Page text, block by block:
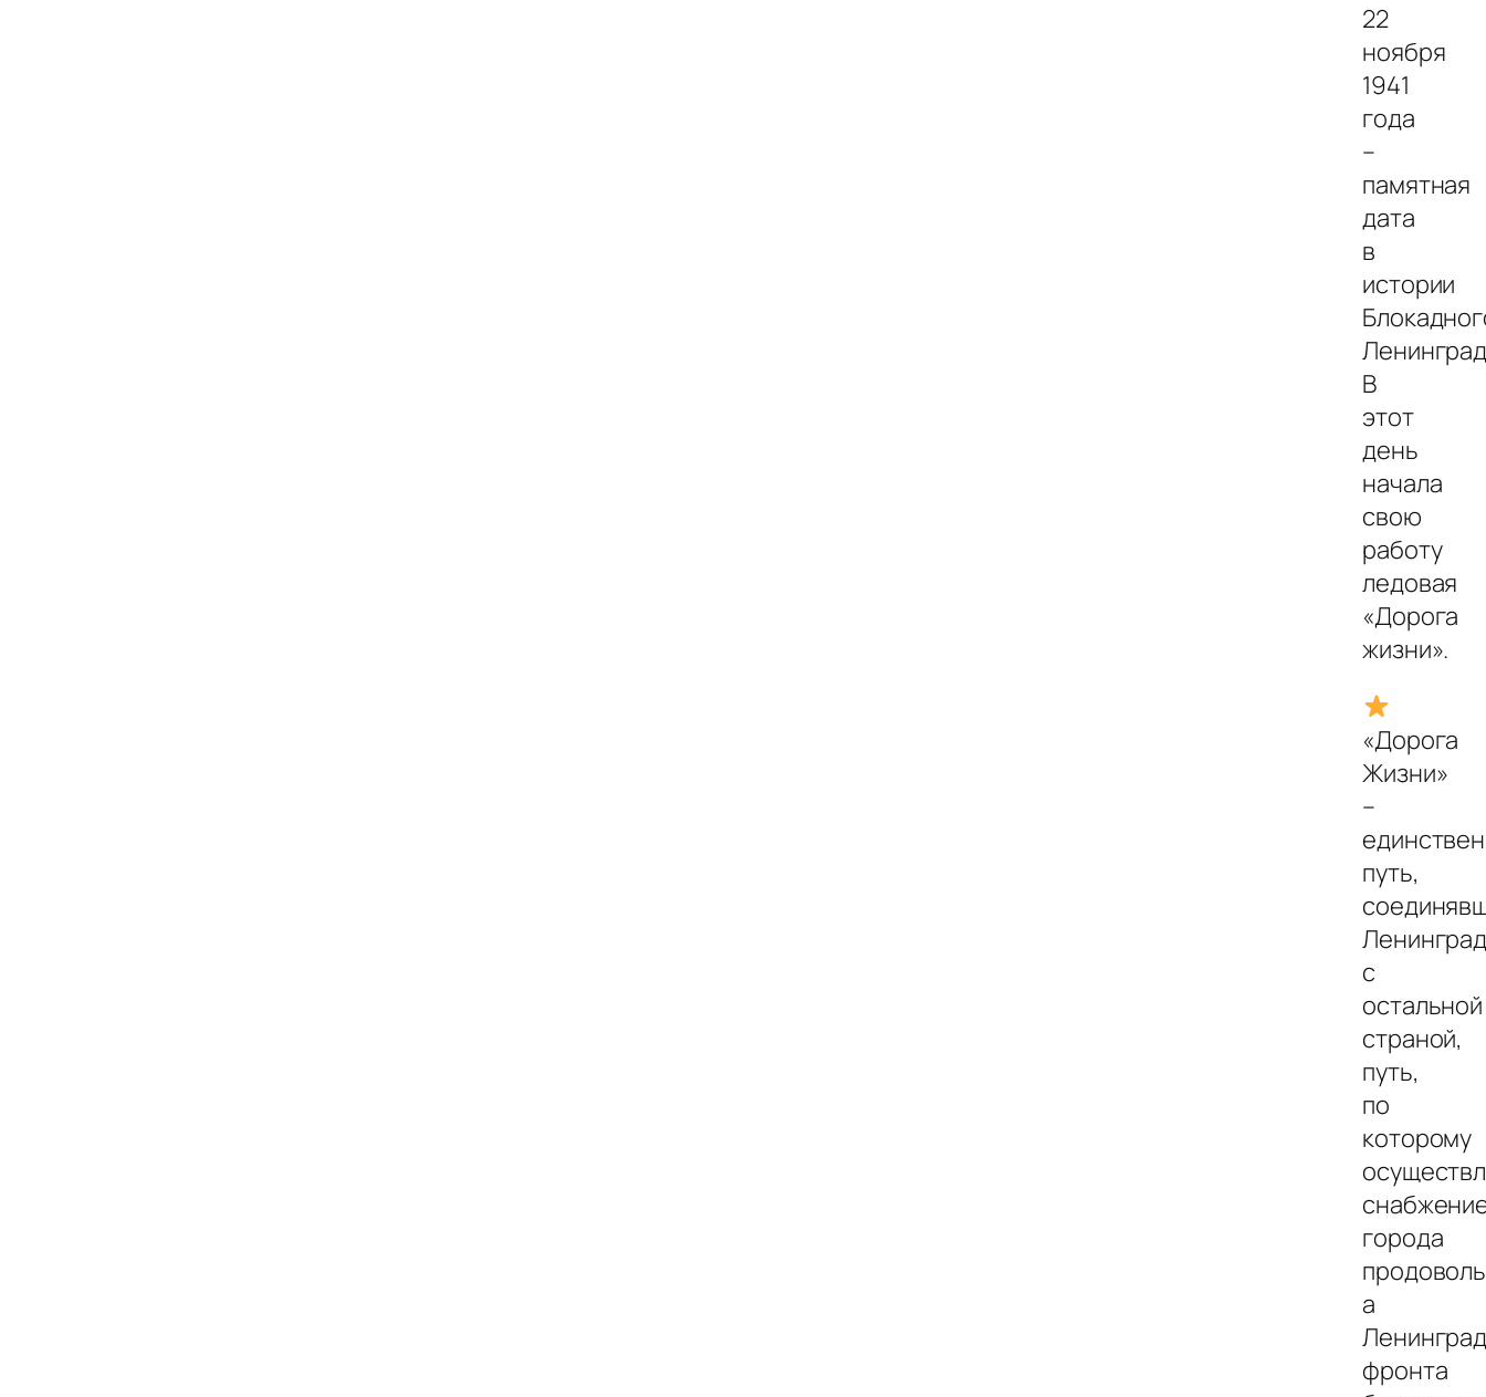
22
ноября
1941
года
–
памятная
дата
в
истории
В
этот
день
начала
свою
работу
ледовая
«Дорога
жизни».
«Дорога
Жизни»
–
путь,
с
остальной
страной,
путь,
по
которому
города
а
фронта